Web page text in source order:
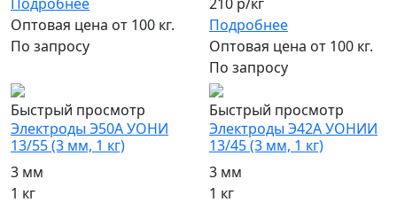
Оптовая цена от 100 кг.
По запросу
Подробнее
Оптовая цена от 100 кг.
По запросу
Быстрый просмотр
Электроды Э50А УОНИ
13/55 (3 мм, 1 кг)
3 мм
1 кг
Быстрый просмотр
Электроды Э42А УОНИИ
13/45 (3 мм, 1 кг)
3 мм
1 кг